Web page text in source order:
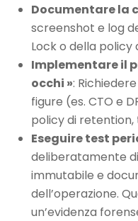
Documentare la
screenshot e log
Lock o della policy
Implementare il
occhi »:
figure (es. CTO e
policy di
Eseguire test
deliberatamente
immutabile e
dell’operazione.
un’evidenza